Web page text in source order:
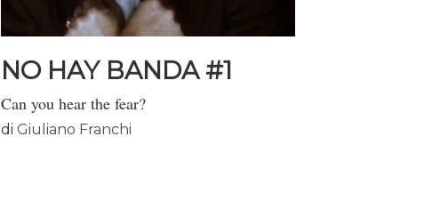
NO HAY BANDA #1
Can you hear the fear?
di Giuliano Franchi